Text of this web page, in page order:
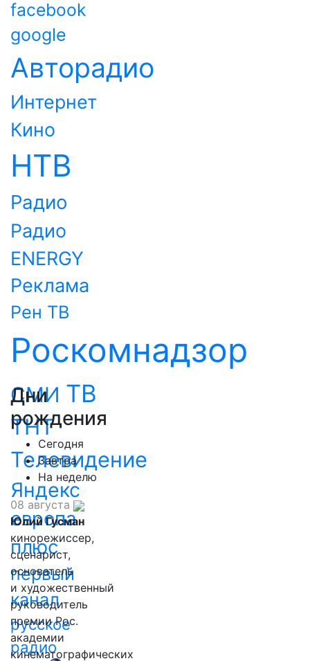
facebook
google
Авторадио
Интернет
Кино
НТВ
Радио
Радио
ENERGY
Реклама
Рен ТВ
Роскомнадзор
СМИ ТВ
ТНТ
Телевидение
Яндекс
европа
плюс
первый
канал
русское
радио
Дни
рождения
Сегодня
Завтра
На неделю
08 августа
Юлий Гусман
кинорежиссер,
сценарист,
основатель
и художественный
руководитель
премии Рос.
академии
кинематографических